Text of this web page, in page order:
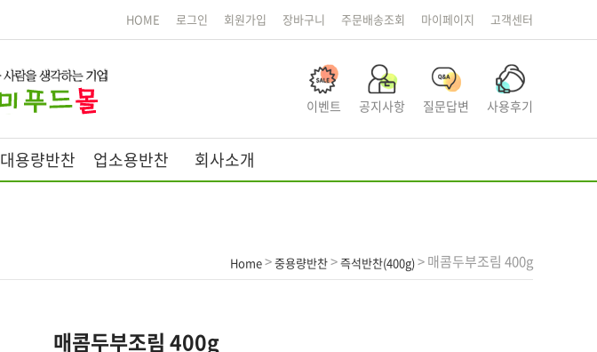
HOME 로그인 회원가입 장바구니 주문배송조회 마이페이지 고객센터
이벤트 공지사항 질문답변 사용후기
대용량반찬 업소용반찬 회사소개
Home>중용량반찬>즉석반찬(400g)> 매콤두부조림 400g
매콤두부조림 400g